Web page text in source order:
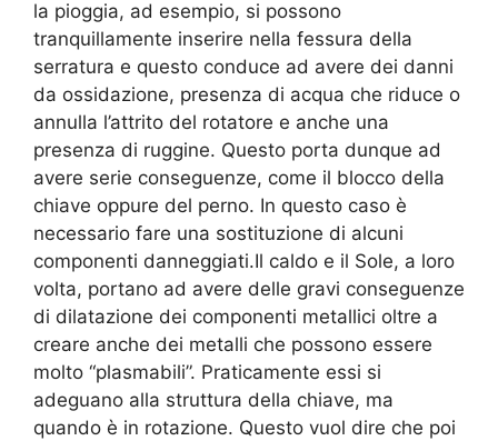
la pioggia, ad esempio, si possono
tranquillamente inserire nella fessura della
serratura e questo conduce ad avere dei danni
da ossidazione, presenza di acqua che riduce o
annulla l’attrito del rotatore e anche una
presenza di ruggine. Questo porta dunque ad
avere serie conseguenze, come il blocco della
chiave oppure del perno. In questo caso è
necessario fare una sostituzione di alcuni
componenti danneggiati.Il caldo e il Sole, a loro
volta, portano ad avere delle gravi conseguenze
di dilatazione dei componenti metallici oltre a
creare anche dei metalli che possono essere
molto “plasmabili”. Praticamente essi si
adeguano alla struttura della chiave, ma
quando è in rotazione. Questo vuol dire che poi